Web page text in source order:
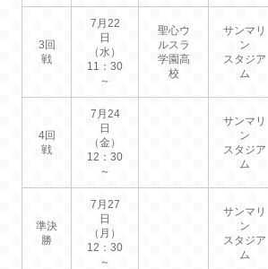
3回
戦
7月22
日
（水）
11：30
～
聖心ウ
ルスラ
学園高
校
サンマリ
ン
スタジア
ム
4回
戦
7月24
日
（金）
12：30
～
サンマリ
ン
スタジア
ム
準決
勝
7月27
日
（月）
12：30
～
サンマリ
ン
スタジア
ム